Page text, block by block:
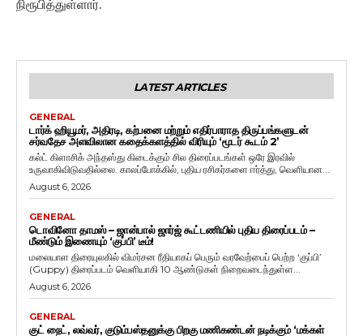
நிரூபித்துள்ளார்.
LATEST ARTICLES
GENERAL
டார்க் ஹியூமர், அதிரடி, கற்பனை மற்றும் எதிர்பாராத திருப்பங்களுடன்
சர்வதேச அளவிலான கதைக்களத்தில் விரியும் ‘மூடர் கூடம் 2’
கல்ட் கிளாசிக் அந்தஸ்து கிடைக்கும் சில திரைப்படங்கள் ஒரே இரவில்
உருவாகிவிடுவதில்லை. காலப்போக்கில், புதிய ரசிகர்களை ஈர்த்து, வெளியான...
August 6, 2026
GENERAL
டொவினோ தாமஸ் – ஜான்பால் ஜார்ஜ் கூட்டணியில் புதிய திரைப்படம் –
மீண்டும் இணையும் ‘குப்பி’ டீம்!
மலையாள திரையுலகில் விமர்சன ரீதியாகப் பெரும் வரவேற்பைப் பெற்ற ‘குப்பி’
(Guppy) திரைப்படம் வெளியாகி 10 ஆண்டுகள் நிறைவடைந்துள்ள...
August 6, 2026
GENERAL
குட் நைட், லவ்வர், குடும்பஸ்தனுக்கு பிறகு மணிகண்டன் நடிக்கும் ‘மக்கள்